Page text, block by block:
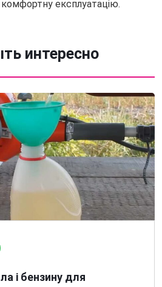
комфортну експлуатацію.
интересно
і бензину для